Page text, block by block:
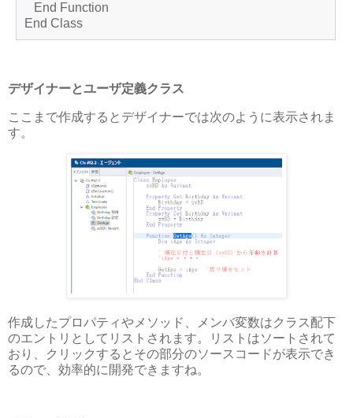
End Function
End Class
デザイナーとユーザ定義クラス
ここまで作成するとデザイナーでは次のように表示されま
す。
作成したプロパティやメソッド、メンバ変数はクラス配下
のエントリとしてリストされます。リストはソートされて
おり、クリックするとその部分のソースコードが表示でき
るので、効率的に開発できますね。